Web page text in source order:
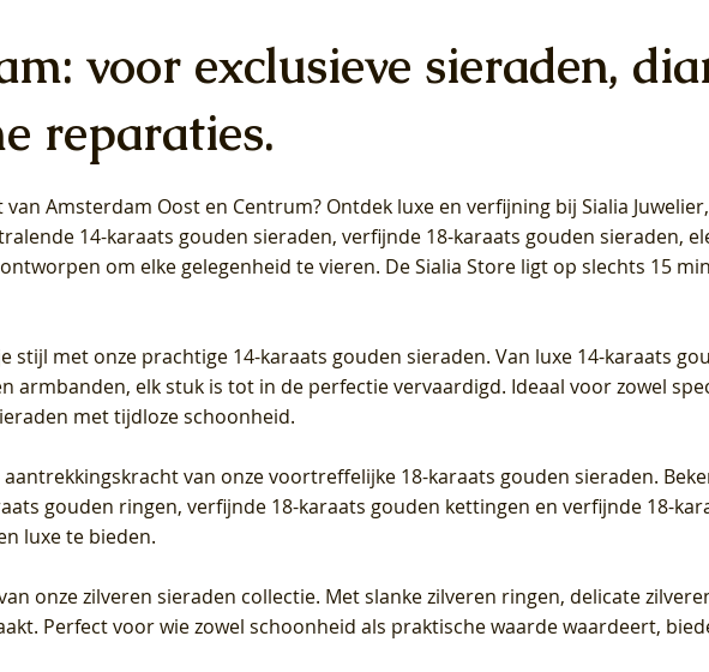
Oorhangers
(14k) met Lab
Blush Lab Diamonds Ring LG1028Y -
Geelgoud (14k) met Lab grown
Diamant
Blush Lab
- Geelgoud
Diamant
Ring LG1042Y –
Lab grown
Blush Lab Diamonds Oorknoppen
LG7027Y - Geelgoud (14k) met Lab
grown Diamant
Blush Lab
Geelgoud
Diamant
Ring LG1044Y –
Lab grown
Blush Lab Diamonds Oorknoppen
LG7026Y - Geelgoud (14k) met Lab
grown Diamant
Blush Lab
LG7033Y –
grown
voor exclusieve sieraden,
reparaties.
van Amsterdam Oost en Centrum? Ontdek luxe en verfijning bij Sialia Juwelier,
14-karaats gouden sieraden, verfijnde 18-karaats gouden sieraden,
om elke gelegenheid te vieren. De Sialia Store ligt op slechts 15
stijl met onze prachtige 14-karaats gouden sieraden. Van luxe 14-karaats
armbanden, elk stuk is tot in de perfectie vervaardigd. Ideaal voor zowel
met tijdloze schoonheid.
aantrekkingskracht van onze voortreffelijke 18-karaats gouden sieraden.
gouden ringen, verfijnde 18-karaats gouden kettingen en verfijnde 18-
luxe te bieden.
onze zilveren sieraden collectie. Met slanke zilveren ringen, delicate
Perfect voor wie zowel schoonheid als praktische waarde waardeert,